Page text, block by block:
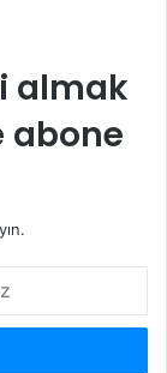
almak
abone